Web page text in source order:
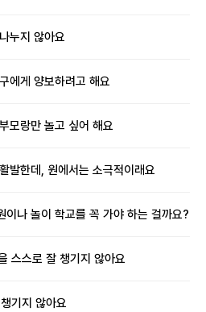
누지 않아요
에게 양보하려고 해요
모랑만 놀고 싶어 해요
발한데, 원에서는 소극적이래요
나 놀이 학교를 꼭 가야 하는 걸까요?
스스로 잘 챙기지 않아요
기지 않아요